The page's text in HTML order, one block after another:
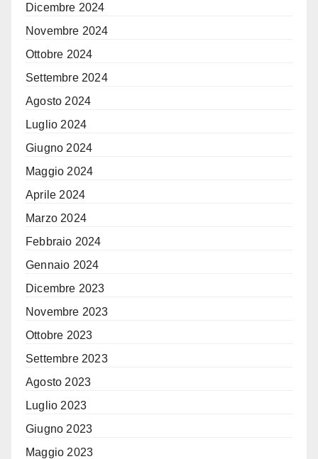
Dicembre 2024
Novembre 2024
Ottobre 2024
Settembre 2024
Agosto 2024
Luglio 2024
Giugno 2024
Maggio 2024
Aprile 2024
Marzo 2024
Febbraio 2024
Gennaio 2024
Dicembre 2023
Novembre 2023
Ottobre 2023
Settembre 2023
Agosto 2023
Luglio 2023
Giugno 2023
Maggio 2023